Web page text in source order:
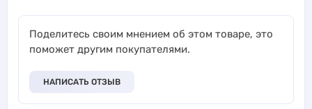
Поделитесь своим мнением об этом товаре, это
поможет другим покупателями.
НАПИСАТЬ ОТЗЫВ